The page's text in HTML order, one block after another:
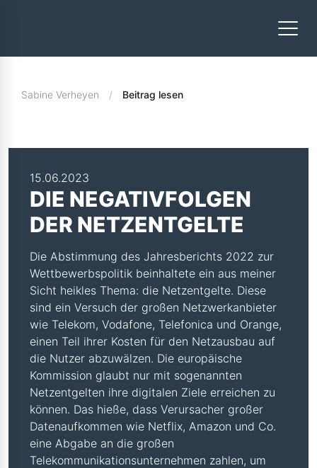
Sabine Verheyen Beitrag lesen
15.06.2023
DIE NEGATIVFOLGEN
DER NETZENTGELTE
Die Abstimmung des Jahresberichts 2022 zur
Wettbewerbspolitik beinhaltete ein aus meiner
Sicht heikles Thema: die Netzentgelte. Diese
sind ein Versuch der großen Netzwerkanbieter
wie Telekom, Vodafone, Telefonica und Orange,
einen Teil ihrer Kosten für den Netzausbau auf
die Nutzer abzuwälzen. Die europäische
Kommission glaubt nur mit sogenannten
Netzentgelten ihre digitalen Ziele erreichen zu
können. Das hieße, dass Verursacher großer
Datenaufkommen wie Netflix, Amazon und Co.
eine Abgabe an die großen
Telekommunikationsunternehmen zahlen, um